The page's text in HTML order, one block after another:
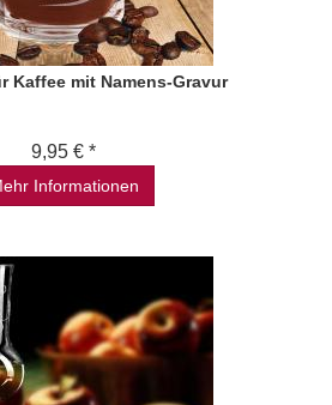
Kaffee mit Namens-Gravur
9,95 € *
Informationen